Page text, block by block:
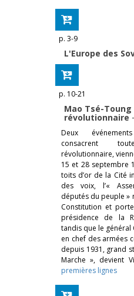
p. 3-9
L'Europe des
p. 10-21
Mao Tsé-
révolutionnaire-
Deux
consacrent
révolutionnaire,
15 et 28 septembre
toits d’or de la Cité
des voix, l’«
députés du peuple »
Constitution et
présidence de la
tandis que le général
en chef des armées
depuis 1931, grand
Marche », devient
premières lignes